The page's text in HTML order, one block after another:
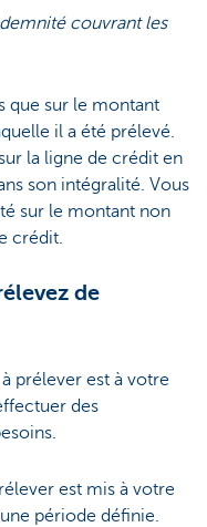
couvrant les
que sur le montant
il a été prélevé.
la ligne de crédit en
son intégralité. Vous
sur le montant non
crédit.
de
prélever est à votre
des
est mis à votre
période définie.